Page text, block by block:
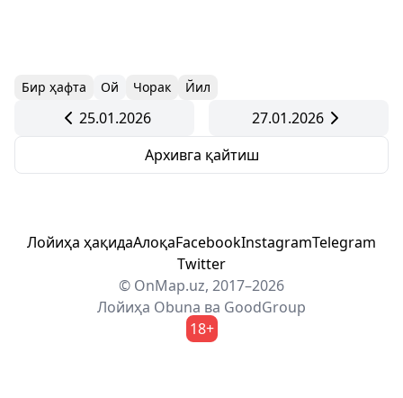
Бир ҳафта Ой Чорак Йил
25.01.2026
27.01.2026
Архивга қайтиш
Лойиҳа ҳақидаАлоқаFacebookInstagramTelegram
Twitter
© OnMap.uz, 2017–2026
Лойиҳа Obuna ва GoodGroup
18+